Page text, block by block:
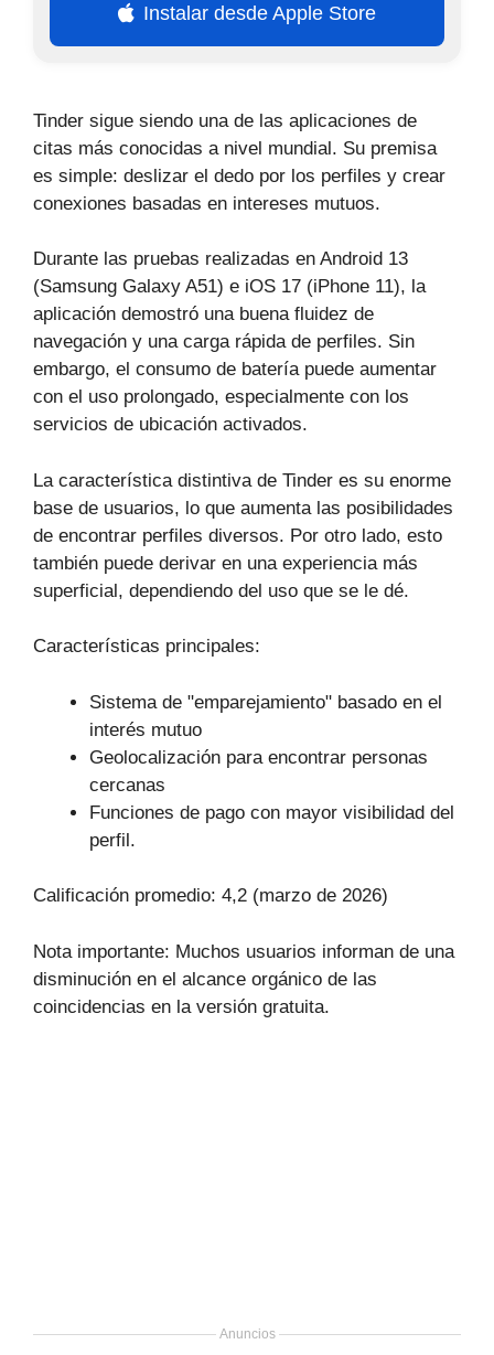
Instalar desde Apple Store
Tinder sigue siendo una de las aplicaciones de
citas más conocidas a nivel mundial. Su premisa
es simple: deslizar el dedo por los perfiles y crear
conexiones basadas en intereses mutuos.
Durante las pruebas realizadas en Android 13
(Samsung Galaxy A51) e iOS 17 (iPhone 11), la
aplicación demostró una buena fluidez de
navegación y una carga rápida de perfiles. Sin
embargo, el consumo de batería puede aumentar
con el uso prolongado, especialmente con los
servicios de ubicación activados.
La característica distintiva de Tinder es su enorme
base de usuarios, lo que aumenta las posibilidades
de encontrar perfiles diversos. Por otro lado, esto
también puede derivar en una experiencia más
superficial, dependiendo del uso que se le dé.
Características principales:
Sistema de "emparejamiento" basado en el
interés mutuo
Geolocalización para encontrar personas
cercanas
Funciones de pago con mayor visibilidad del
perfil.
Calificación promedio: 4,2 (marzo de 2026)
Nota importante: Muchos usuarios informan de una
disminución en el alcance orgánico de las
coincidencias en la versión gratuita.
Anuncios